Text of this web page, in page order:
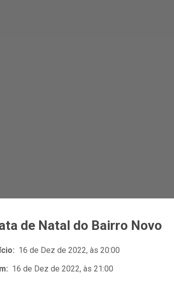
de Natal do Bairro Novo
16 de Dez de 2022, às 20:00
16 de Dez de 2022, às 21:00